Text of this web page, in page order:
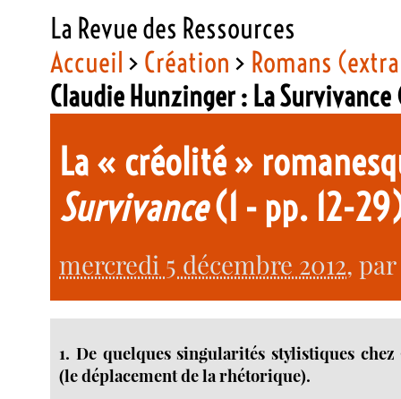
La Revue des Ressources
Accueil > Création > Romans
Claudie Hunzinger : La
La « créolité »
Survivance(1 - pp. 12-
mercredi 5 décembre 2012,
1. De quelques singularités stylistiques
(le déplacement de la rhétorique).